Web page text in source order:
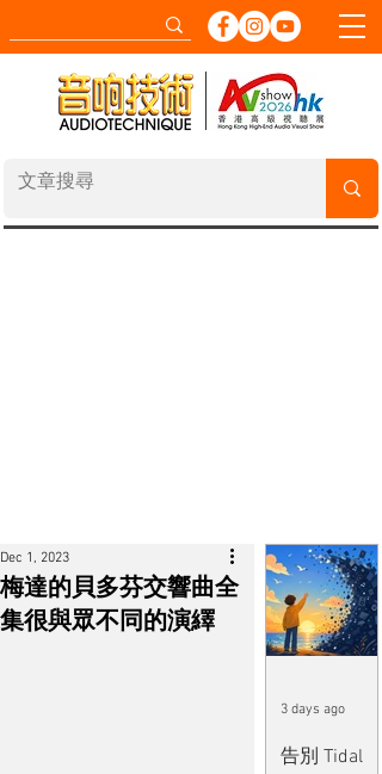
梅達的貝多芬交響曲全
集很與眾不同的演繹
Dec 1, 2023
告別 Tidal
3 days ago